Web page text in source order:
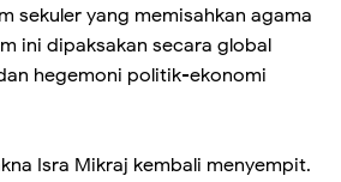
sekuler yang memisahkan agama
ini dipaksakan secara global
hegemoni politik-ekonomi
Isra Mikraj kembali menyempit.